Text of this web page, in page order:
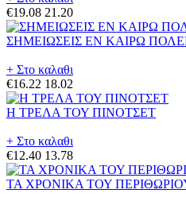
€19.08 21.20
ΣΗΜΕΙΩΣΕΙΣ ΕΝ ΚΑΙΡΩ
+ Στο καλαθι
€16.22 18.02
Η ΤΡΕΛΑ ΤΟΥ ΠΙΝΟΤΣΕΤ
+ Στο καλαθι
€12.40 13.78
ΤΑ ΧΡΟΝΙΚΑ ΤΟΥ